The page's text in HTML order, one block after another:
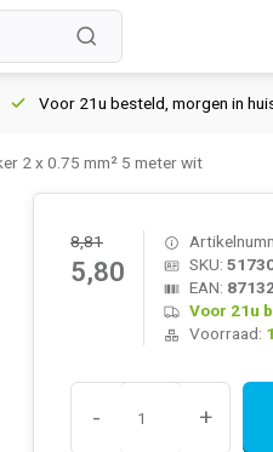
Voor 21u besteld, morgen in huis*
2 x 0.75 mm² 5 meter wit
8,81
5,80
SKU:
EAN:
Voor 21u
Voorraad:
- +